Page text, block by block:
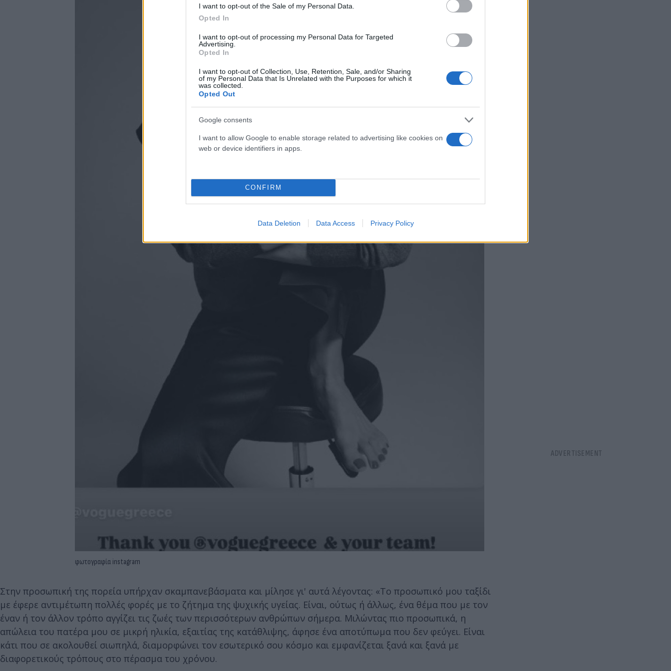
I want to opt-out of the Sale of my Personal Data.
Opted In
I want to opt-out of processing my Personal Data for Targeted
Advertising.
Opted In
I want to opt-out of Collection, Use, Retention, Sale, and/or Sharing
of my Personal Data that Is Unrelated with the Purposes for which it
was collected.
Opted Out
Google consents
I want to allow Google to enable storage related to advertising like cookies on
web or device identifiers in apps.
CONFIRM
Data Deletion Data Access Privacy Policy
φωτογραφία instagram
Στην προσωπική της πορεία υπήρχαν σκαμπανεβάσματα και μίλησε γι' αυτά λέγοντας: «Το προσωπικό μου ταξίδι
με έφερε αντιμέτωπη πολλές φορές με το ζήτημα της ψυχικής υγείας. Είναι, ούτως ή άλλως, ένα θέμα που με τον
έναν ή τον άλλον τρόπο αγγίζει τις ζωές των περισσότερων ανθρώπων σήμερα. Μιλώντας πιο προσωπικά, η
απώλεια του πατέρα μου σε μικρή ηλικία, εξαιτίας της κατάθλιψης, άφησε ένα αποτύπωμα που δεν φεύγει. Είναι
κάτι που σε ακολουθεί σιωπηλά, διαμορφώνει τον εσωτερικό σου κόσμο και εμφανίζεται ξανά και ξανά με
διαφορετικούς τρόπους στο πέρασμα του χρόνου.